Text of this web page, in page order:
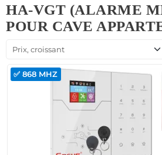
HA-VGT (ALARME
POUR CAVE
Prix, croissant
✅ 868 MHZ